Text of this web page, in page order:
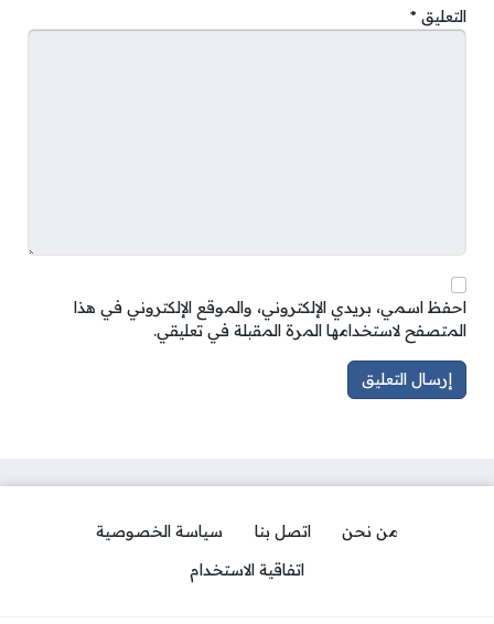
التعليق *
احفظ اسمي، بريدي الإلكتروني، والموقع الإلكتروني في هذا
المتصفح لاستخدامها المرة المقبلة في تعليقي.
من نحن اتصل بنا
سياسة الخصوصية
اتفاقية الاستخدام